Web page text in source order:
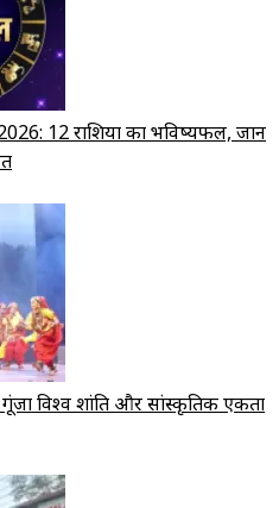
12 राशियों का भविष्यफल, जानें
विश्व शांति और सांस्कृतिक एकता